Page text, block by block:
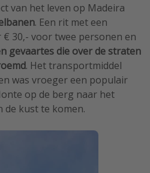
van het leven op Madeira
. Een rit met een
30,- voor twee personen en
gevaartes die over de straten
. Het transportmiddel
was vroeger een populair
op de berg naar het
de kust te komen.